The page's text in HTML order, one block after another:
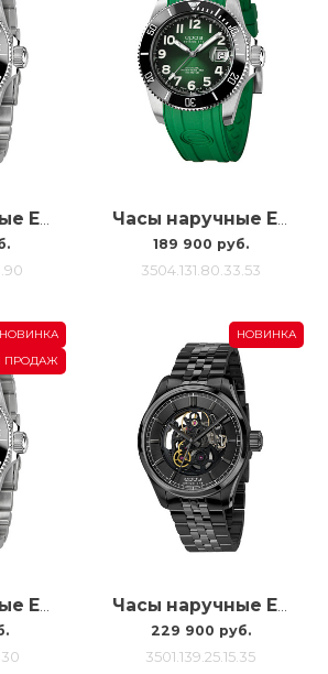
Часы наручные Epos 3504 Diver Titanium 3504.131.80.33.90
189 900 руб.
3504.131.80.33.53
НОВИНКА
ПРОДАЖ
Часы наручные Epos 3504 Diver 3504.131.20.15.30
НОВИНКА
Часы наручные Epos 3501 Sk 3501.139.25.15.35
229 900 руб.
3501.139.25.15.35